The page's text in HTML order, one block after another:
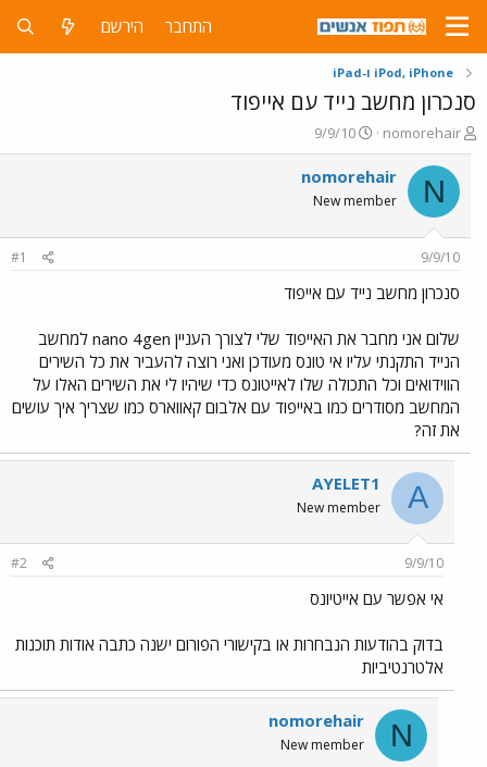
התחבר הירשם
iPod, iPhone ו-iPad
סנכרון מחשב נייד עם אייפוד
פ
ו
ת
ח
ה
ו
ש
א
nomorehair
פ
ו
ר
ם
ר
9/9/10
N
nomorehair
New member
9/9/10
#1
סנכרון מחשב נייד עם אייפוד
שלום אני מחבר את האייפוד שלי לצורך העניין nano 4gen למחשב
הנייד התקנתי עליו אי טונס מעודכן ואני רוצה להעביר את כל השירים
הווידואים וכל התכולה שלו לאייטונס כדי שיהיו לי את השירים האלו על
המחשב מסודרים כמו באייפוד עם אלבום קאווארס כמו שצריך איך עושים
את זה?
A
AYELET1
New member
9/9/10
#2
אי אפשר עם אייטיונס
בדוק בהודעות הנבחרות או בקישורי הפורום ישנה כתבה אודות תוכנות
אלטרנטיביות
N
nomorehair
New member